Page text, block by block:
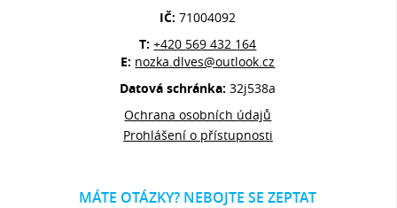
IČ:71004092
T:+420 569 432 164
E: nozka.dlves@outlook.cz
Datová schránka:32j538a
Ochrana osobních údajů
Prohlášení o přístupnosti
MÁTE OTÁZKY? NEBOJTE SE ZEPTAT